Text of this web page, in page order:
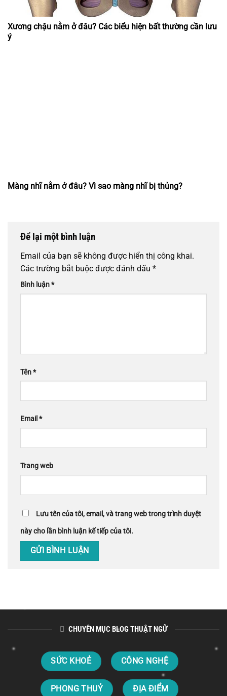
Xương chậu nằm ở đâu? Các biểu hiện bất thường cần lưu
ý
Màng nhĩ nằm ở đâu? Vì sao màng nhĩ bị thủng?
Để lại một bình luận
Email của bạn sẽ không được hiển thị công khai.
Các trường bắt buộc được đánh dấu *
Bình luận*
Tên*
Email *
Trang web
Lưu tên của tôi, email, và trang web trong trình duyệt
này cho lần bình luận kế tiếp của tôi.
CHUYÊN MỤC BLOG THUẬT NGỮ
SỨC KHOẺ CÔNG NGHỆ
PHONG THUỶ ĐỊA ĐIỂM